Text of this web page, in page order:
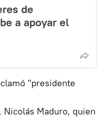
de
a apoyar el
"presidente
Nicolás Maduro, quien